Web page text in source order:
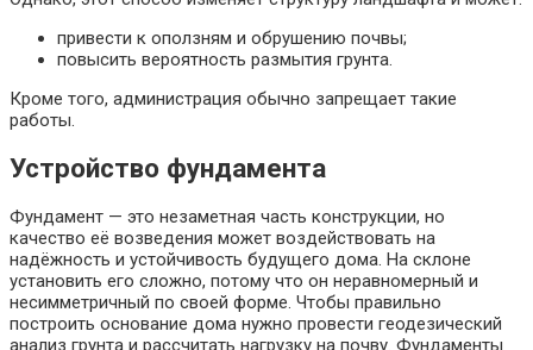
привести к оползням и обрушению почвы;
повысить вероятность размытия грунта.
Кроме того, администрация обычно запрещает такие
работы.
Устройство фундамента
Фундамент — это незаметная часть конструкции, но
качество её возведения может воздействовать на
надёжность и устойчивость будущего дома. На склоне
установить его сложно, потому что он неравномерный и
несимметричный по своей форме. Чтобы правильно
построить основание дома нужно провести геодезический
анализ грунта и рассчитать нагрузку на почву. Фундаменты